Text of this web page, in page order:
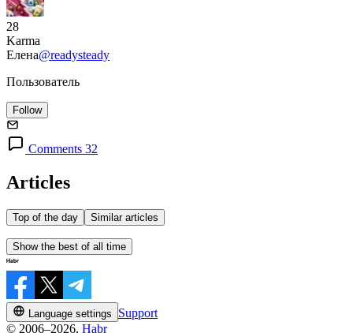
28
Karma
Елена@readysteady
Пользователь
Follow
Comments 32
Articles
Top of the day Similar articles
Show the best of all time
Language settings
Support
© 2006–2026, Habr